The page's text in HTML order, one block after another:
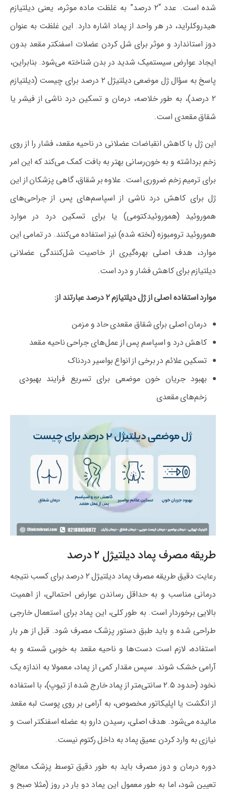
شده است. عدد “۲ درصد” به غلظت ماده موثره، یعنی دیلتیازم
هیدروکلراید، در هر واحد از پماد اشاره دارد. این غلظت به عنوان
دوز استاندارد و موثر برای شل کردن عضلات اسفنکتر مقعد بدون
ایجاد عوارض سیستمیک شدید در بدن شناخته می‌شود. بنابراین،
پاسخ به سؤال ژل موضعی دیلتیژل ۲ درصد برای چیست (دیلتیازم
۲ درصد)، به طور خلاصه، درمان و تسکین درد ناشی از فیشر یا
شقاق مقعدی است.
این ژل با کاهش انقباضات عضلانی در ناحیه مقعد، فشار را از روی
زخم برداشته و به خون‌رسانی بهتر به بافت کمک می‌کند که این امر
برای ترمیم زخم ضروری است. علاوه بر شقاق، گاهی پزشکان از این
ژل برای کاهش درد ناشی از اسپاسم‌های پس از جراحی‌های
هموروئید (هموروئیدکتومی) یا برای تسکین درد در موارد
هموروئید ترومبوزه (لخته شده) نیز استفاده می‌کنند. در تمامی این
موارد، هدف اصلی بهره‌گیری از خاصیت شل‌کنندگی عضلانی
دیلتیازم برای کاهش فشار و درد است.
موارد استفاده اصلی از ژل دیلتیازم ۲ درصد عبارتند از:
درمان اصلی برای شقاق مقعدی حاد و مزمن
کاهش درد و اسپاسم پس از عمل‌های جراحی ناحیه مقعد
تسکین علائم در برخی از انواع بواسیر دردناک
بهبود جریان خون موضعی برای تسریع فرایند بهبودی
زخم‌های مقعدی
طریقه مصرف پماد دیلتیژل ۲ درصد
رعایت دقیق طریقه مصرف پماد دیلتیژل ۲ درصد برای کسب نتیجه
درمانی مناسب و به حداقل رساندن عوارض احتمالی، از اهمیت
بالایی برخوردار است. به طور کلی، این پماد برای استعمال خارجی
طراحی شده و باید طبق دستور پزشک مصرف شود. قبل از هر بار
استفاده، لازم است دست‌ها و ناحیه مقعد به خوبی شسته و به
آرامی خشک شوند. سپس مقدار کمی از پماد، معمولا به اندازه یک
نخود (حدود ۲.۵ سانتی‌متر از پماد خارج شده از تیوپ)، با استفاده
از انگشت یا اپلیکاتور مخصوص، به آرامی بر روی پوست لبه مقعد
مالیده می‌شود. هدف اصلی، رسیدن دارو به عضله اسفنکتر است و
نیازی به وارد کردن عمیق پماد به داخل رکتوم نیست.
دوره درمان و دوز مصرف باید به طور دقیق توسط پزشک معالج
تعیین شود، اما به طور معمول این پماد دو بار در روز (مثلا صبح و